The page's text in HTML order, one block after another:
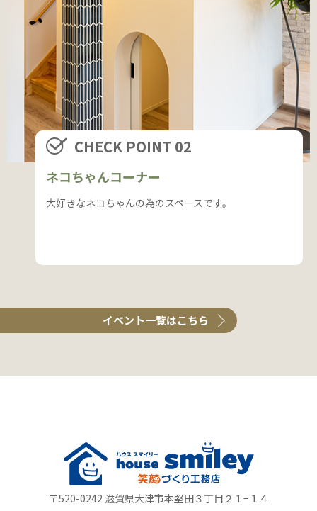
CHECK POINT 02
ネコちゃんコーナー
大好きなネコちゃんの為のスペースです。
イベント一覧はこちら
〒520-0242 滋賀県大津市本堅田３丁目２１−１４